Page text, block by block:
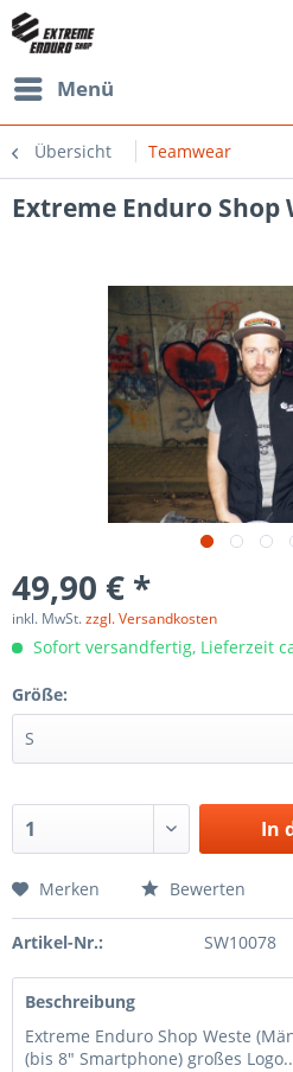
Menü
Übersicht Teamwear
Extreme Enduro Shop
49,90 € *
inkl. MwSt.zzgl. Versandkosten
Sofort versandfertig, Lieferzeit
Größe:
In
Merken Bewerten
Artikel-Nr.: SW10078
Beschreibung
Extreme Enduro Shop Weste
(bis 8" Smartphone) großes